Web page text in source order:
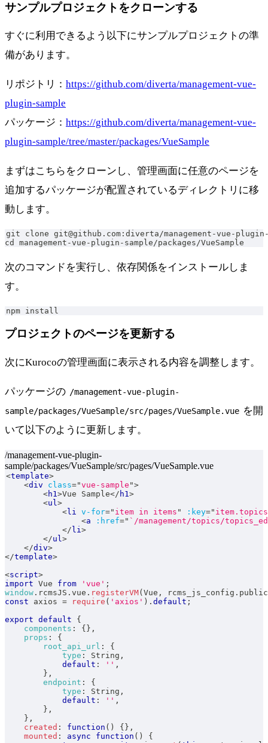
サンプルプロジェクトをクローンする
すぐに利用できるよう以下にサンプルプロジェクトの準
備があります。
リポジトリ： https://github.com/diverta/management-vue-
plugin-sample
パッケージ： https://github.com/diverta/management-vue-
plugin-sample/tree/master/packages/VueSample
まずはこちらをクローンし、管理画面に任意のページを
追加するパッケージが配置されているディレクトリに移
動します。
git clone git@github.com:diverta/management-vue-
cd management-vue-plugin-sample/packages/VueSample
次のコマンドを実行し、依存関係をインストールしま
す。
npm install
プロジェクトのページを更新する
次にKurocoの管理画面に表示される内容を調整します。
パッケージの /management-vue-plugin-
sample/packages/VueSample/src/pages/VueSample.vue を開
いて以下のように更新します。
/management-vue-plugin-
sample/packages/VueSample/src/pages/VueSample.vue
<template>
<div class="vue-sample ">
<h1>Vue Sample</ h1>
<ul>
<li v-for=" item in items " :key="
<a :href=" `/management/topics/
</ li>
</ul>
</div>
</template>
<script>
import Vue from 'vue' ;
window . rcmsJS . vue . registerVM( Vue , rcms_js_config .
const axios = require ( 'axios' ) . default ;
export default
{
components : { } ,
props :
{
root_api_url :
{
type : String ,
default : '' ,
} ,
endpoint :
{
type : String ,
default : '' ,
} ,
} ,
created : function ( ) { } ,
mounted : async function ( )
{